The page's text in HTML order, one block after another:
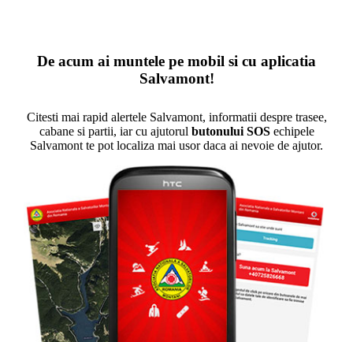
De acum ai muntele pe mobil si cu aplicatia
Salvamont!
Citesti mai rapid alertele Salvamont, informatii despre trasee,
cabane si partii, iar cu ajutorul butonului SOSechipele
Salvamont te pot localiza mai usor daca ai nevoie de ajutor.